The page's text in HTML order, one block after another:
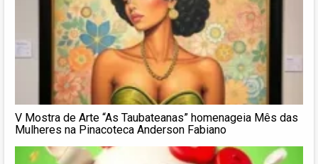
V Mostra de Arte “As Taubateanas” homenageia Mês das
Mulheres na Pinacoteca Anderson Fabiano